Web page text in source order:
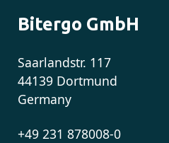
Bitergo GmbH
Saarlandstr. 117
44139 Dortmund
Germany
+49 231 878008-0